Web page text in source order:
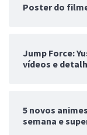
Poster do
Jump Force:
vídeos e
5 novos
semana e